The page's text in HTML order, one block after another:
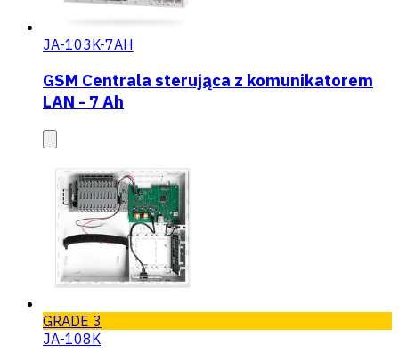
JA-103K-7AH
GSM Centrala sterująca z komunikatorem
LAN - 7 Ah
GRADE 3
JA-108K